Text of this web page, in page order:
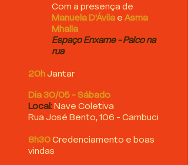
Com a presença de
Manuela D'Ávila e Asma
Mhalla
Espaço Enxame - Palco na
rua​
20hJantar
Dia 30/05 - Sábado
Local:Nave Coletiva​
Rua José Bento, 106 - Cambuci
8h30Credenciamento e boas
vindas